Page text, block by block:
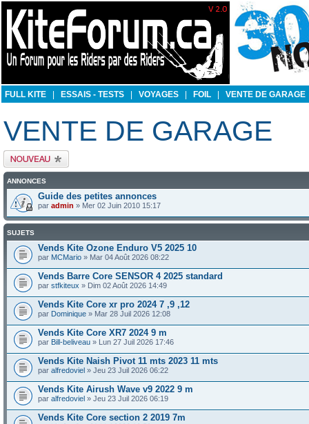
FULL KITE ESSAIS - TESTS VOYAGES FOIL VENTE DE GARAGE
VENTE DE GARAGE
Publier un nouveau
sujet
ANNONCES
Guide des petites annonces
par admin » Mer 02 Juin 2010 15:17
SUJETS
Vends Kite Ozone Enduro V5 2025 10
par MCMario » Mar 04 Août 2026 08:22
Vends Barre Core SENSOR 4 2025 standard
par stfkiteux » Dim 02 Août 2026 14:49
Vends Kite Core xr pro 2024 7 ,9 ,12
par Dominique » Mar 28 Juil 2026 12:08
Vends Kite Core XR7 2024 9 m
par Bill-beliveau » Lun 27 Juil 2026 17:46
Vends Kite Naish Pivot 11 mts 2023 11 mts
par alfredoviel » Jeu 23 Juil 2026 06:22
Vends Kite Airush Wave v9 2022 9 m
par alfredoviel » Jeu 23 Juil 2026 06:19
Vends Kite Core section 2 2019 7m